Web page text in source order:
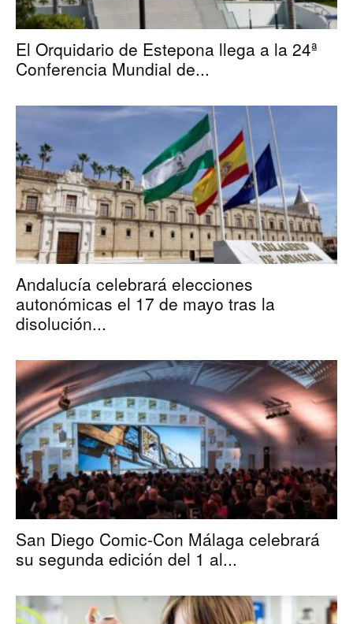
El Orquidario de Estepona llega a la 24ª
Conferencia Mundial de...
Andalucía celebrará elecciones
autonómicas el 17 de mayo tras la
disolución...
San Diego Comic-Con Málaga celebrará
su segunda edición del 1 al...